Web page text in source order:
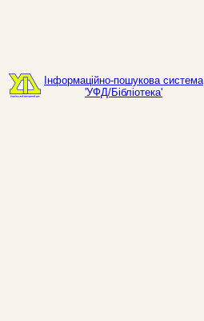
Інформаційно-пошукова система
'УФД/Бібліотека'